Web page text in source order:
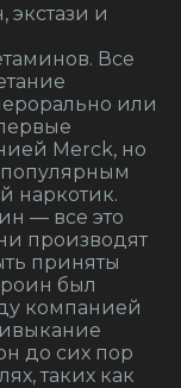
и
Все
или
Merck, но
популярным
наркотик.
— все это
производят
приняты
был
компанией
до сих пор
таких как